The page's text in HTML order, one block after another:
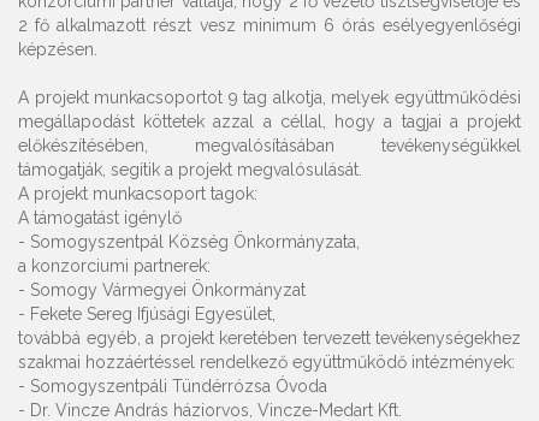
2 fő alkalmazott részt vesz minimum 6 órás esélyegyenlőségi
képzésen.
A projekt munkacsoportot 9 tag alkotja, melyek együttműködési
megállapodást köttetek azzal a céllal, hogy a tagjai a projekt
előkészítésében, megvalósításában tevékenységükkel
támogatják, segítik a projekt megvalósulását.
A projekt munkacsoport tagok:
A támogatást igénylő
- Somogyszentpál Község Önkormányzata,
a konzorciumi partnerek:
- Somogy Vármegyei Önkormányzat
- Fekete Sereg Ifjúsági Egyesület,
továbbá egyéb, a projekt keretében tervezett tevékenységekhez
szakmai hozzáértéssel rendelkező együttműködő intézmények:
- Somogyszentpáli Tündérrózsa Óvoda
- Dr. Vincze András háziorvos, Vincze-Medart Kft.